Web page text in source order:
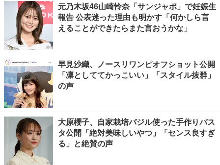
元乃木坂46山崎怜奈「サンジャポ」で妊娠生
報告 公表迷った理由も明かす「何かしら言
えることができたらまた言おうかな」
早見沙織、ノースリワンピオフショット公開
「凛としててかっこいい」「スタイル抜群」
の声
大原櫻子、自家栽培バジル使った手作りパス
タ公開「絶対美味しいやつ」「センス良すぎ
る」と絶賛の声